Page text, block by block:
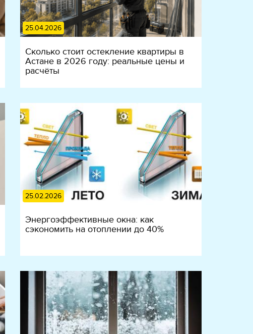
25.04.2026
Сколько стоит остекление квартиры в
Астане в 2026 году: реальные цены и
расчёты
25.02.2026
Энергоэффективные окна: как
сэкономить на отоплении до 40%